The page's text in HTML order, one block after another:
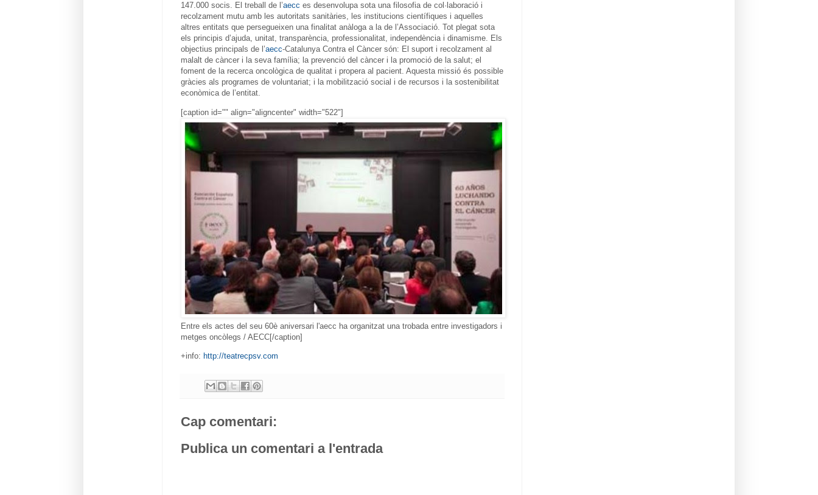
147.000 socis. El treball de l’aecc es desenvolupa sota una filosofia de col·laboració i
recolzament mutu amb les autoritats sanitàries, les institucions científiques i aquelles
altres entitats que persegueixen una finalitat anàloga a la de l’Associació. Tot plegat sota
els principis d’ajuda, unitat, transparència, professionalitat, independència i dinamisme. Els
objectius principals de l’aecc-Catalunya Contra el Càncer són: El suport i recolzament al
malalt de càncer i la seva família; la prevenció del càncer i la promoció de la salut; el
foment de la recerca oncològica de qualitat i propera al pacient. Aquesta missió és possible
gràcies als programes de voluntariat; i la mobilització social i de recursos i la sostenibilitat
econòmica de l’entitat.
[caption id="" align="aligncenter" width="522"]
Entre els actes del seu 60è aniversari l'aecc ha organitzat una trobada entre investigadors i
metges oncòlegs / AECC[/caption]
+info: http://teatrecpsv.com
Cap comentari:
Publica un comentari a l'entrada